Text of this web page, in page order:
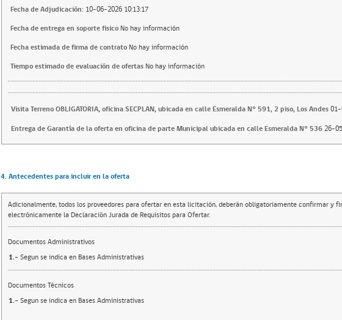
Fecha de Adjudicación: 10-06-2026 10:13:17
Fecha de entrega en soporte fisicoNo hay información
Fecha estimada de firma de contratoNo hay información
Tiempo estimado de evaluación de ofertasNo hay información
Visita Terreno OBLIGATORIA, oficina SECPLAN, ubicada en calle Esmeralda N° 591, 2 piso, Los Andes01-
Entrega de Garantía de la oferta en oficina de parte Municipal ubicada en calle Esmeralda N° 53626-
4. Antecedentes para incluir en la oferta
Adicionalmente, todos los proveedores para ofertar en esta licitación, deberán obligatoriamente confirmar y
electrónicamente la Declaración Jurada de Requisitos para Ofertar.
Documentos Administrativos
1.- Segun se indica en Bases Administrativas
Documentos Técnicos
1.- Segun se indica en Bases Administrativas